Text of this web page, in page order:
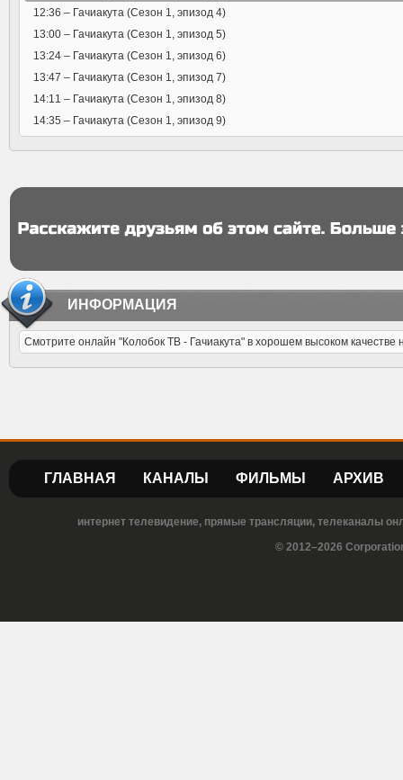
12:36 – Гачиакута (Сезон 1, эпизод 4)
13:00 – Гачиакута (Сезон 1, эпизод 5)
13:24 – Гачиакута (Сезон 1, эпизод 6)
13:47 – Гачиакута (Сезон 1, эпизод 7)
14:11 – Гачиакута (Сезон 1, эпизод 8)
14:35 – Гачиакута (Сезон 1, эпизод 9)
ИНФОРМАЦИЯ
Смотрите онлайн "Колобок ТВ - Гачиакута" в хорошем высоком качестве
ГЛАВНАЯ КАНАЛЫ ФИЛЬМЫ АРХИВ
интернет телевидение, прямые трансляции, телеканалы
© 2012–2026